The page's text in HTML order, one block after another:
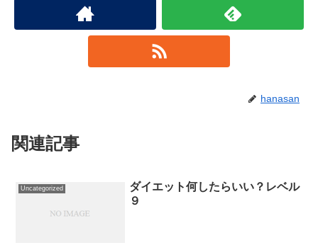
hanasan
関連記事
Uncategorized
ダイエット何したらいい？レベル
９